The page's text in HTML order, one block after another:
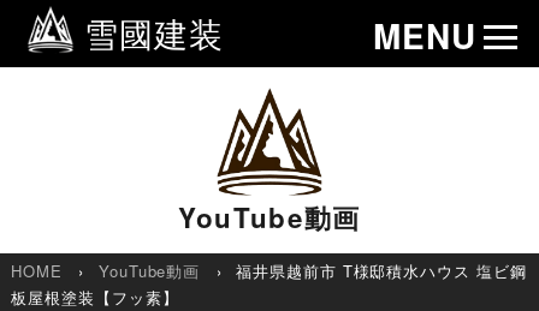
雪國建装 MENU
YouTube動画
HOME YouTube動画
福井県越前市 T様邸積水ハウス 塩ビ鋼
板屋根塗装【フッ素】